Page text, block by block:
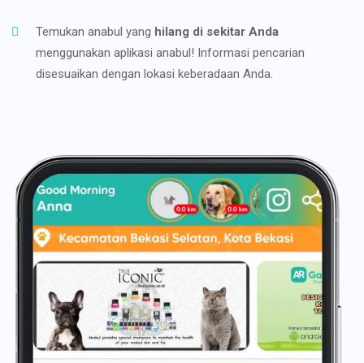
Temukan anabul yang hilang di sekitar Anda
menggunakan aplikasi anabul! Informasi pencarian
disesuaikan dengan lokasi keberadaan Anda.